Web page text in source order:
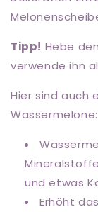
Tipp! Hebe
verwende ihn
Hier sind auch
Wassermelone:
und etwas
Erhöht